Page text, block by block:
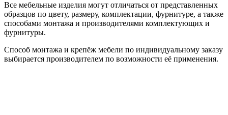
Все мебельные изделия могут отличаться от представленных
образцов по цвету, размеру, комплектации, фурнитуре, а также
способами монтажа и производителями комплектующих и
фурнитуры.
Способ монтажа и крепёж мебели по индивидуальному заказу
выбирается производителем по возможности её применения.